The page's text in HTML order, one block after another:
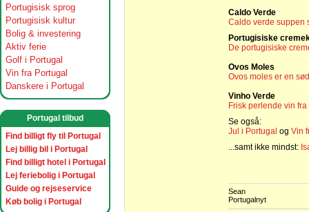
Portugisisk sprog
Portugisisk kultur
Bolig & investering
Aktiv ferie
Golf i Portugal
Vin fra Portugal
Danskere i Portugal
Portugal tilbud
Find billigt fly til Portugal
Lej billig bil i Portugal
Find billigt hotel i Portugal
Lej feriebolig i Portugal
Guide og rejseservice
Køb bolig i Portugal
Caldo Verde
Caldo verde suppen
Portugisiske
De portugisiske
Ovos Moles
Ovos moles er en
Vinho Verde
Frisk perlende vin
Se også:
Jul i Portugal og Vin
...samt ikke mindst:
Sean
Portugalnyt